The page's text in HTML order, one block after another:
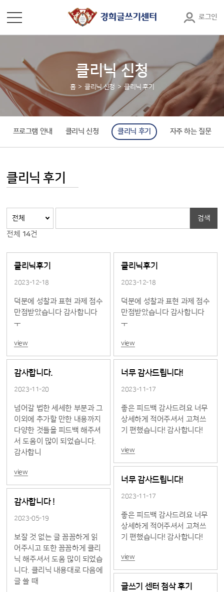
로그인
클리닉 신청
홈 클리닉 신청 클리닉 후기
프로그램 안내 클리닉 신청 클리닉 후기 자주 하는 질문
클리닉 후기
검색
전체 14건
클리닉후기
2023-12-18
덕분에 성찰과 표현 과제 점수
만점받았습니다 감사합니다
ㅜ
view
클리닉후기
2023-12-18
덕분에 성찰과 표현 과제 점수
만점받았습니다 감사합니다
ㅜ
view
감사합니다.
2023-11-20
넘어갈 법한 세세한 부분과 그
이외에 추가할 만한 내용까지
다양한 것들을 피드백 해주셔
서 도움이 많이 되었습니다.
감사합니
view
너무 감사드립니다!
2023-11-17
좋은 피드백 감사드려요 너무
상세하게 적어주셔서 고쳐쓰
기 편했습니다! 감사합니다!
view
너무 감사드립니다!
2023-11-17
좋은 피드백 감사드려요 너무
상세하게 적어주셔서 고쳐쓰
기 편했습니다! 감사합니다!
view
감사합니다 !
2023-05-19
보잘 것 없는 글 꼼꼼하게 읽
어주시고 또한 꼼꼼하게 클리
닉 해주셔서 도움 많이 되었습
니다. 클리닉 내용대로 다음에
글 쓸 때
글쓰기 센터 첨삭 후기